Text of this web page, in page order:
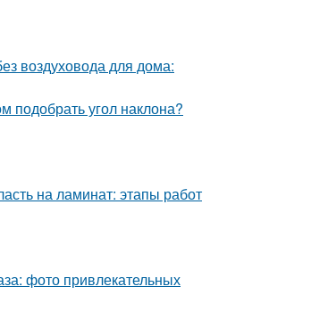
воздуховода для дома:
подобрать угол наклона?
на ламинат: этапы работ
фото привлекательных